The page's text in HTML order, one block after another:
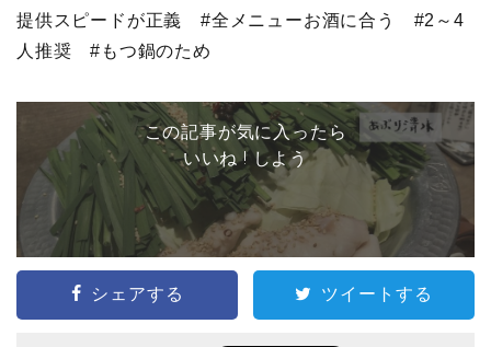
提供スピードが正義 #全メニューお酒に合う #2～4
人推奨 #もつ鍋のため
この記事が気に入ったら
いいね ! しよう
シェアする ツイートする